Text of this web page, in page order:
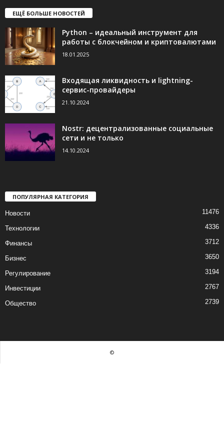
ЕЩЁ БОЛЬШЕ НОВОСТЕЙ
Python – идеальный инструмент для
работы с блокчейном и криптовалютами
18.01.2025
Входящая ликвидность и lightning-
сервис-провайдеры
21.10.2024
Nostr: децентрализованные социальные
сети и не только
14.10.2024
ПОПУЛЯРНАЯ КАТЕГОРИЯ
Новости 11476
Технологии 4336
Финансы 3712
Бизнес 3650
Регулирование 3194
Инвестиции 2767
Общество 2739
©